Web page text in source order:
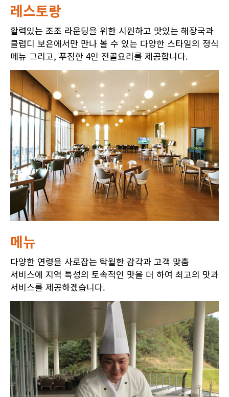
레스토랑
활력있는 조조 라운딩을 위한 시원하고 맛있는 해장국과
클럽디 보은에서만 만나 볼 수 있는 다양한 스타일의 정식
메뉴 그리고, 푸짐한 4인 전골요리를 제공합니다.
메뉴
다양한 연령을 사로잡는 탁월한 감각과 고객 맞춤
서비스에 지역 특성의 토속적인 맛을 더 하여 최고의 맛과
서비스를 제공하겠습니다.